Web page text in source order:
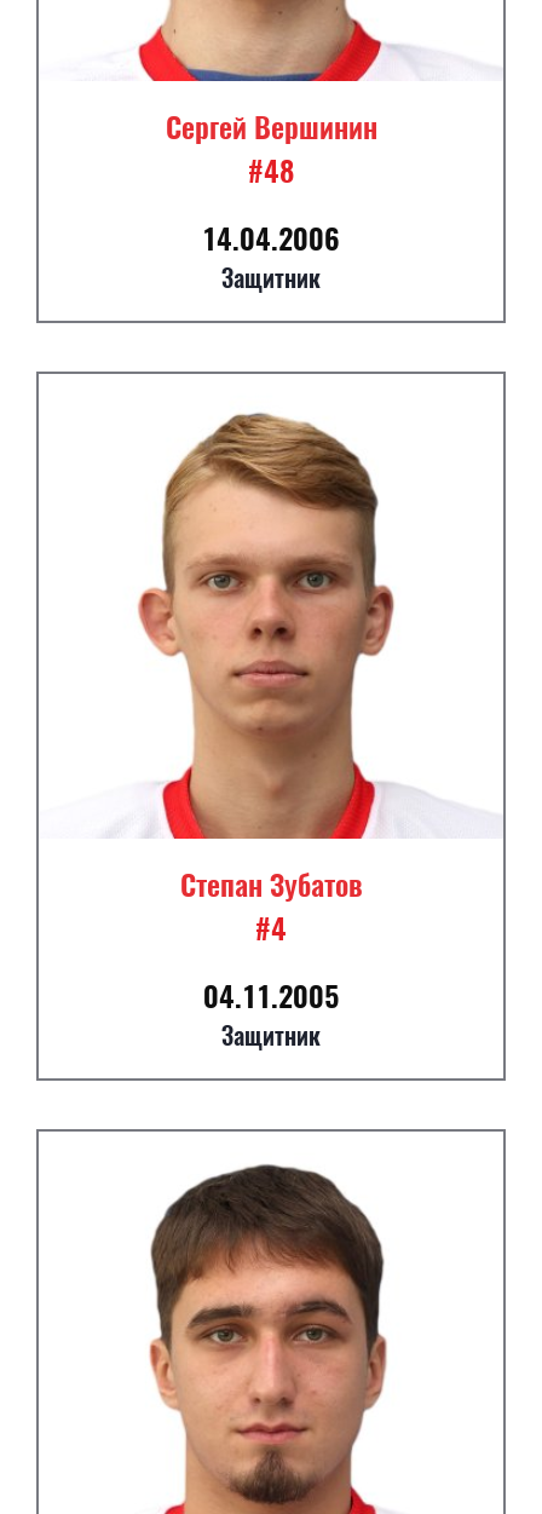
Сергей Вершинин
#48
14.04.2006
Защитник
Степан Зубатов
#4
04.11.2005
Защитник